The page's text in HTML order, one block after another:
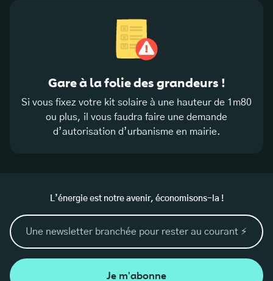
Gare à la folie des grandeurs !
Si vous fixez votre kit solaire à une hauteur de 1m80
ou plus, il vous faudra faire une demande
d’autorisation d’urbanisme en mairie.
L’énergie est notre avenir, économisons-la !
Je m'abonne